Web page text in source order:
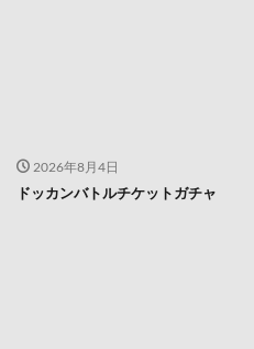
2026年8月4日
ドッカンバトルチケットガチャ